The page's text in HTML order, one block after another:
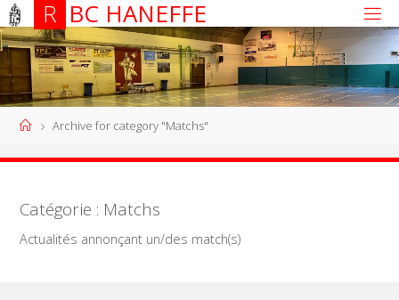
R BC HANEFFE
Archive for category "Matchs"
Catégorie : Matchs
Actualités annonçant un/des match(s)